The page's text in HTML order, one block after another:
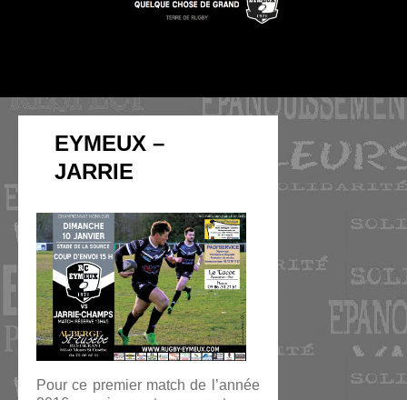
EYMEUX –
JARRIE
Pour ce premier match de l’année